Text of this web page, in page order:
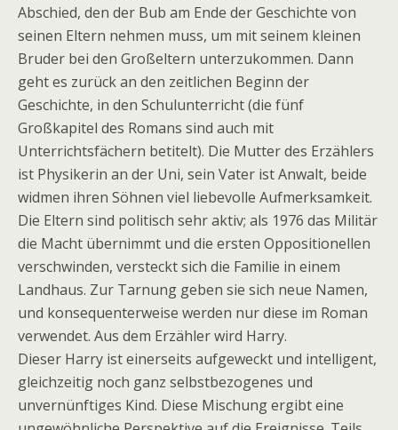
Abschied, den der Bub am Ende der Geschichte von
seinen Eltern nehmen muss, um mit seinem kleinen
Bruder bei den Großeltern unterzukommen. Dann
geht es zurück an den zeitlichen Beginn der
Geschichte, in den Schulunterricht (die fünf
Großkapitel des Romans sind auch mit
Unterrichtsfächern betitelt). Die Mutter des Erzählers
ist Physikerin an der Uni, sein Vater ist Anwalt, beide
widmen ihren Söhnen viel liebevolle Aufmerksamkeit.
Die Eltern sind politisch sehr aktiv; als 1976 das Militär
die Macht übernimmt und die ersten Oppositionellen
verschwinden, versteckt sich die Familie in einem
Landhaus. Zur Tarnung geben sie sich neue Namen,
und konsequenterweise werden nur diese im Roman
verwendet. Aus dem Erzähler wird Harry.
Dieser Harry ist einerseits aufgeweckt und intelligent,
gleichzeitig noch ganz selbstbezogenes und
unvernünftiges Kind. Diese Mischung ergibt eine